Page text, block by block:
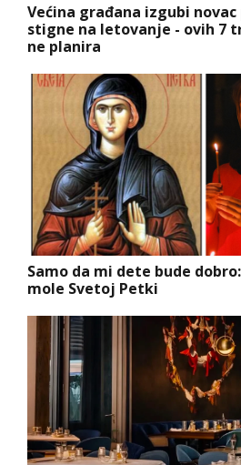
Većina građana izgubi
stigne na letovanje - ovih 7
ne planira
Samo da mi dete bude
mole Svetoj Petki